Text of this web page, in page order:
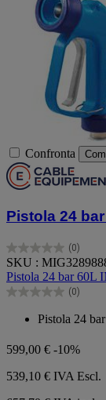
Confronta
Pistola 24
(0)
0.0
su
5
stelle.
SKU :
Pistola 24 bar 60L
(0)
0.0
Pistola 24
599,00 € -10%
539,10 € IVA Escl.